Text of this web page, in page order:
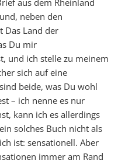
aus dem Rheinland
neben den
Das Land der
Du mir
und ich stelle zu meinem
sich auf eine
beide, was Du wohl
– ich nenne es nur
kann ich es allerdings
solches Buch nicht als
ist: sensationell. Aber
immer am Rand